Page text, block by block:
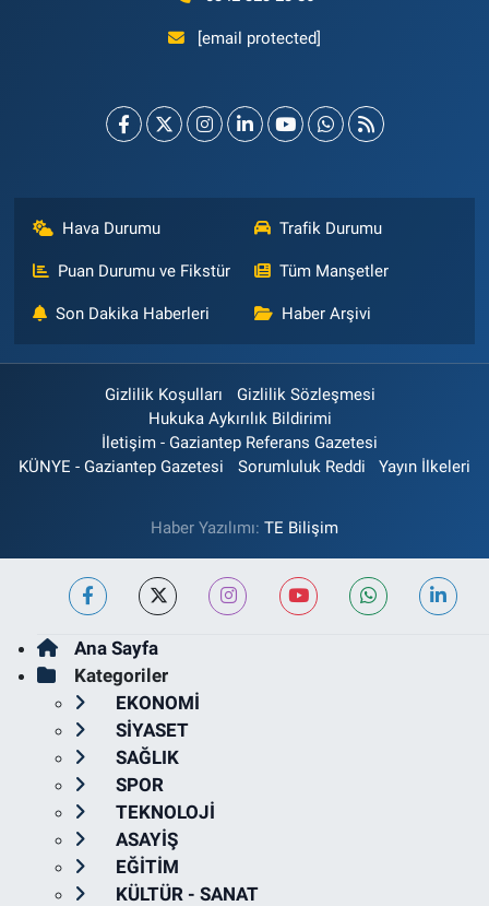
[email protected]
Hava Durumu Trafik Durumu
Puan Durumu ve Fikstür Tüm Manşetler
Son Dakika Haberleri Haber Arşivi
Gizlilik Koşulları
Gizlilik Sözleşmesi
Hukuka Aykırılık Bildirimi
İletişim - Gaziantep Referans Gazetesi
KÜNYE - Gaziantep Gazetesi
Sorumluluk Reddi Yayın İlkeleri
Haber Yazılımı: TE Bilişim
Ana Sayfa
Kategoriler
EKONOMİ
SİYASET
SAĞLIK
SPOR
TEKNOLOJİ
ASAYİŞ
EĞİTİM
KÜLTÜR - SANAT